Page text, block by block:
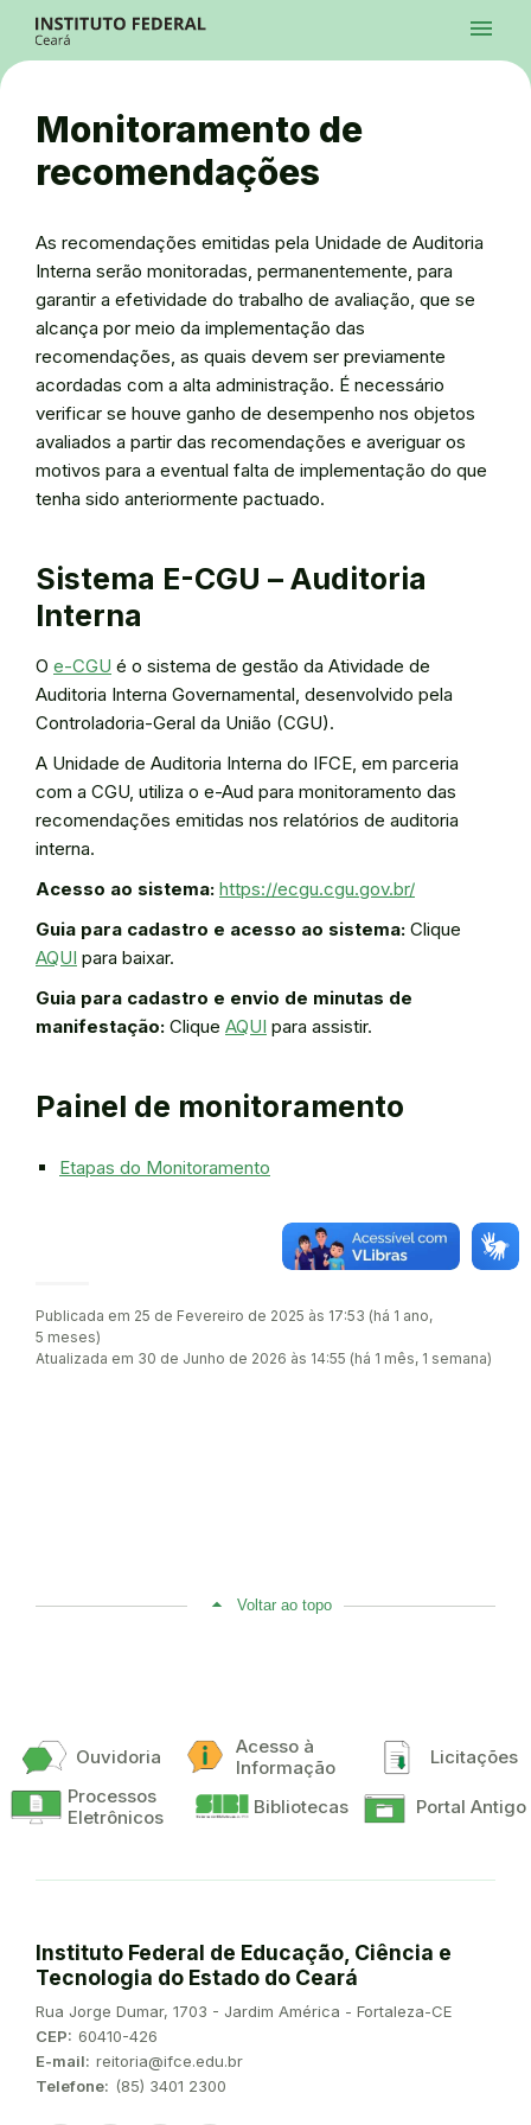
Ir para a busca
Ir para o menu principal
Ir para o conteúdo
Alto Contraste
Login da Área Administrativa
Acessibilidade
menu
InstagramTwitter/XFacebook
Monitoramento de
recomendações
As recomendações emitidas pela Unidade de Auditoria
Interna serão monitoradas, permanentemente, para
garantir a efetividade do trabalho de avaliação, que se
alcança por meio da implementação das
recomendações, as quais devem ser previamente
acordadas com a alta administração. É necessário
verificar se houve ganho de desempenho nos objetos
avaliados a partir das recomendações e averiguar os
motivos para a eventual falta de implementação do que
tenha sido anteriormente pactuado.
Sistema E-CGU – Auditoria
Interna
O e-CGU é o sistema de gestão da Atividade de
Auditoria Interna Governamental, desenvolvido pela
Controladoria-Geral da União (CGU).
A Unidade de Auditoria Interna do IFCE, em parceria
com a CGU, utiliza o e-Aud para monitoramento das
recomendações emitidas nos relatórios de auditoria
interna.
Acesso ao sistema: https://ecgu.cgu.gov.br/
Guia para cadastro e acesso ao sistema: Clique
AQUI para baixar.
Guia para cadastro e envio de minutas de
manifestação: Clique AQUI para assistir.
Painel de monitoramento
Etapas do Monitoramento
Publicada em 25 de Fevereiro de 2025 às 17:53 (há 1 ano,
5 meses)
Atualizada em 30 de Junho de 2026 às 14:55 (há 1 mês, 1 semana)
Voltar ao topo
Ouvidoria
Acesso à
Informação
Licitações
Processos
Eletrônicos
Bibliotecas Portal Antigo
Instituto Federal de Educação, Ciência e
Tecnologia do Estado do Ceará
Endereço:
Rua Jorge Dumar, 1703 - Jardim América - Fortaleza-CE
CEP: 60410-426
E-mail: reitoria@ifce.edu.br
Telefone: (85) 3401 2300